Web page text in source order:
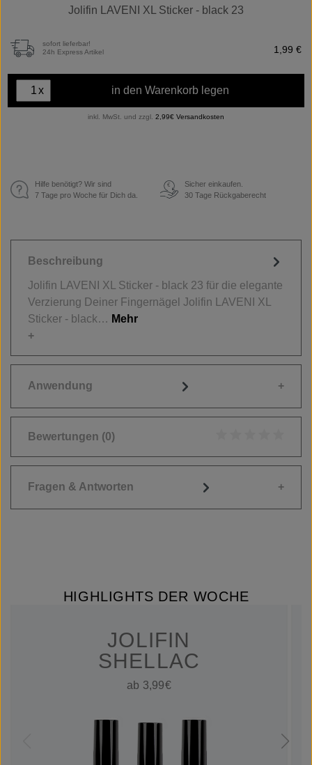
Jolifin LAVENI XL Sticker - black 23
sofort lieferbar!
24h Express Artikel
1,99 €
x in den Warenkorb legen
inkl. MwSt. und zzgl. 2,99€ Versandkosten
Hilfe benötigt? Wir sind
7 Tage pro Woche für Dich da.
€
Sicher einkaufen.
30 Tage Rückgaberecht
Beschreibung
Jolifin LAVENI XL Sticker - black 23 für die elegante
Verzierung Deiner Fingernägel Jolifin LAVENI XL
Sticker - black… Mehr
Anwendung
Bewertungen (0)
Fragen & Antworten
HIGHLIGHTS DER WOCHE
JOLIFIN
SHELLAC
ab 3,99€